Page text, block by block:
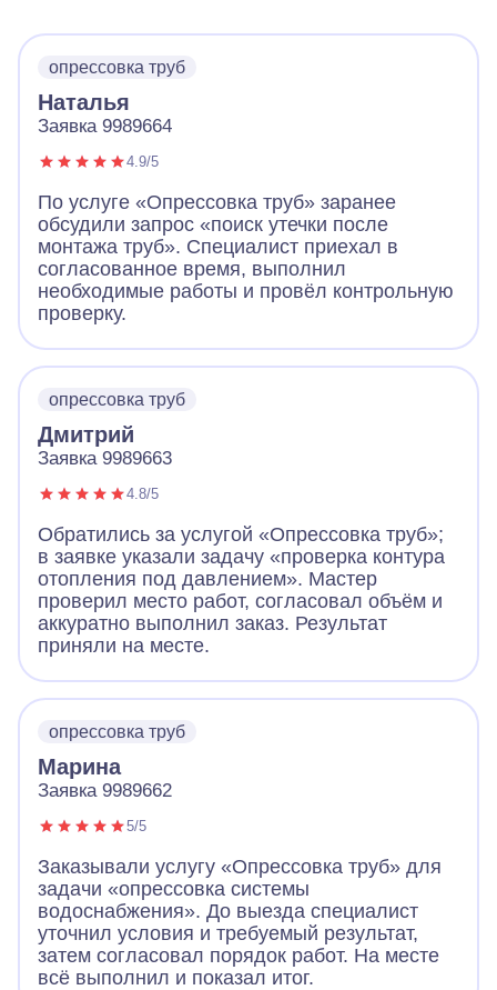
опрессовка труб
Наталья
Заявка 9989664
4.9/5
По услуге «Опрессовка труб» заранее
обсудили запрос «поиск утечки после
монтажа труб». Специалист приехал в
согласованное время, выполнил
необходимые работы и провёл контрольную
проверку.
опрессовка труб
Дмитрий
Заявка 9989663
4.8/5
Обратились за услугой «Опрессовка труб»;
в заявке указали задачу «проверка контура
отопления под давлением». Мастер
проверил место работ, согласовал объём и
аккуратно выполнил заказ. Результат
приняли на месте.
опрессовка труб
Марина
Заявка 9989662
5/5
Заказывали услугу «Опрессовка труб» для
задачи «опрессовка системы
водоснабжения». До выезда специалист
уточнил условия и требуемый результат,
затем согласовал порядок работ. На месте
всё выполнил и показал итог.